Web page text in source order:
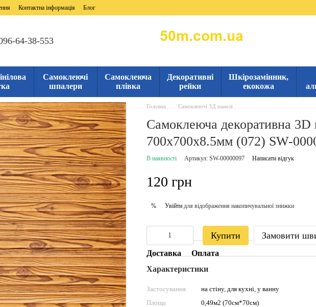
Контактна інформація Блог
64-38-553
Самоклеючі
шпалери
Самоклеюча
плівка
Декоративні
рейки
Шкірозамінник,
екокожа
Головна Самоклеючі 3Д панелі
Самоклеюча декоративна 3D
700x700x8.5мм (072) SW-
В наявності Артикул: SW-00000097 Написати відгук
120 грн
% Увійтидля відображення накопичувальної знижки
Купити Замовити
Доставка
Оплата
Характеристики
Застосування на стіну, для кухні, у ванну
Площа
0,49м2 (70см*70см)